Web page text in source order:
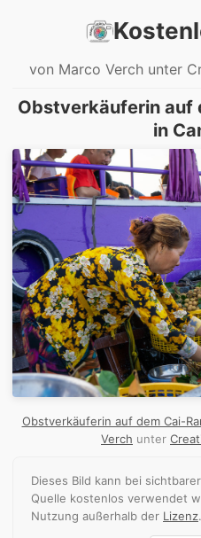
von Marco Verch unter
Obstverkäuferin auf
in
Obstverkäuferin auf dem Cai-
Verch unter
Dieses Bild kann bei
Quelle kostenlos verwendet
Nutzung außerhalb der Lizenz.